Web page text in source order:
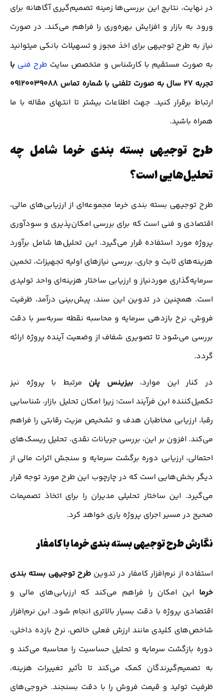
در نهایت، نتایج این بررسی‌ها زمینه تصمیم‌گیری آگاهانه برای
ورود به بازار و افزایش بهره‌وری را فراهم می‌کند. در صورت
نیاز به طرح توجیهی برای اخذ مجوز و تسهیلات بانکی میتوانید
به صورت مستقیم با کارشناس و متخصص سایت طرح فنی با
تجربه 27 سال به صورت تلفنی با شماره تماس 09120039088
ارتباط برقرار کنید. جهت اطلاعات بیشتر تا انتهای مقاله با ما
همراه باشید.
طرح توجیهی بسته بندی خرما شامل چه
تحلیل‌هایی است؟
طرح توجیهی بسته بندی خرما مجموعه‌ای از ارزیابی‌های مالی،
اقتصادی و فنی است که برای بررسی امکان‌پذیری و سودآوری
پروژه مورد استفاده قرار می‌گیرد. این تحلیل‌ها شامل برآورد
هزینه‌های ثابت و جاری، بررسی نیازهای اولیه تجهیزات، تخمین
سرمایه‌گذاری موردنیاز و ارزیابی ساختار هزینه‌ای واحد تولیدی
است. همچنین در تدوین این سند، پیش‌بینی درآمد، ظرفیت
فروش، نرخ بازدهی سرمایه و محاسبه نقطه سربه‌سر با دقت
بررسی می‌شود تا تصویری شفاف از وضعیت آینده پروژه ارائه
گردد.
در کنار این موارد، بیزینس پلن مرتبط با پروژه نیز
تکمیل‌کننده این فرآیند است؛ زیرا امکان تحلیل بازار، شناسایی
رقبا، ارزیابی مخاطبان هدف و تشخیص مزیت رقابتی را فراهم
می‌کند. افزون بر این، بررسی جریانات نقدی، تحلیل ریسک‌های
احتمالی، ارزیابی دوره برگشت سرمایه و سنجش اثرات مالی از
دیگر بخش‌هایی است که در چارچوب این طرح مورد توجه قرار
می‌گیرد. این ساختار تحلیلی مدیران را برای اتخاذ تصمیمات
صحیح در مسیر اجرای پروژه یاری خواهد کرد.
نگارش طرح توجیهی بسته بندی خرما با کامفار
استفاده از نرم‌افزار کامفار در تدوین طرح توجیهی بسته بندی
خرما این امکان را فراهم می‌کند که ارزیابی‌های مالی و
اقتصادی پروژه با دقت بسیار بالاتری انجام شود. این نرم‌افزار
شاخص‌های کلیدی مانند ارزش فعلی خالص، نرخ بازده داخلی،
دوره بازگشت سرمایه و تحلیل حساسیت را محاسبه می‌کند و
به تصمیم‌گیرندگان کمک می‌کند تا تأثیر تغییرات هزینه،
ظرفیت تولید و قیمت فروش را با دقت بسنجند. خروجی‌های